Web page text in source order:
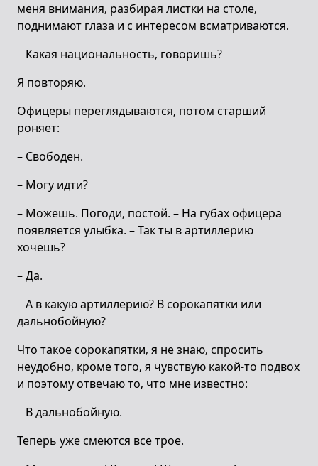
меня внимания, разбирая листки на столе,
поднимают глаза и с интересом всматриваются.
– Какая национальность, говоришь?
Я повторяю.
Офицеры переглядываются, потом старший
роняет:
– Свободен.
– Могу идти?
– Можешь. Погоди, постой. – На губах офицера
появляется улыбка. – Так ты в артиллерию
хочешь?
– Да.
– А в какую артиллерию? В сорокапятки или
дальнобойную?
Что такое сорокапятки, я не знаю, спросить
неудобно, кроме того, я чувствую какой-то подвох
и поэтому отвечаю то, что мне известно:
– В дальнобойную.
Теперь уже смеются все трое.